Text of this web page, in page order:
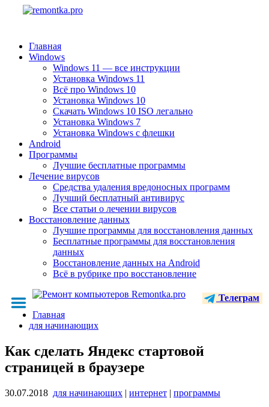
Главная
Windows
Windows 11 — все инструкции
Установка Windows 11
Всё про Windows 10
Установка Windows 10
Скачать Windows 10 ISO легально
Установка Windows 7
Установка Windows с флешки
Android
Программы
Лучшие бесплатные программы
Лечение вирусов
Средства удаления вредоносных программ
Лучший бесплатный антивирус
Все статьи о лечении вирусов
Восстановление данных
Лучшие программы для восстановления данных
Бесплатные программы для восстановления
данных
Восстановление данных на Android
Всё в рубрике про восстановление
Телеграм
Главная
для начинающих
Как сделать Яндекс стартовой
страницей в браузере
30.07.2018 для начинающих | интернет | программы